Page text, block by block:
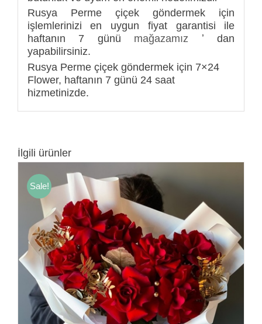
Rusya Perme çiçek göndermek için
işlemlerinizi en uygun fiyat garantisi ile
haftanın 7 günü mağazamız ʼ dan
yapabilirsiniz.
Rusya Perme çiçek göndermek için 7×24
Flower, haftanın 7 günü 24 saat
hizmetinizde.
İlgili ürünler
Sale!